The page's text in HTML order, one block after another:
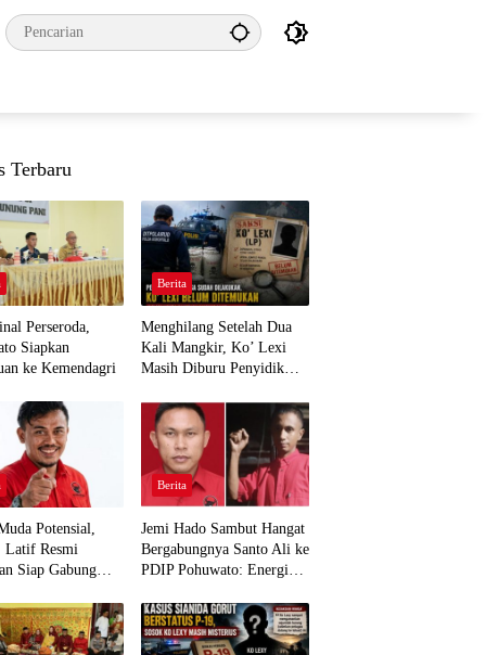
Terbaru
Perseroda,
Siapkan
ke Kemendagri
Berita
Menghilang Setelah Dua
Kali Mangkir, Ko’ Lexi
Masih Diburu Penyidik
Potensial,
Latif Resmi
Siap Gabung
Aspirasi Bumi
Berita
Jemi Hado Sambut Hangat
Bergabungnya Santo Ali ke
PDIP Pohuwato: Energi
Rakyat